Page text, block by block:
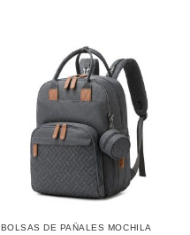
BOLSAS DE PAÑALES MOCHILA